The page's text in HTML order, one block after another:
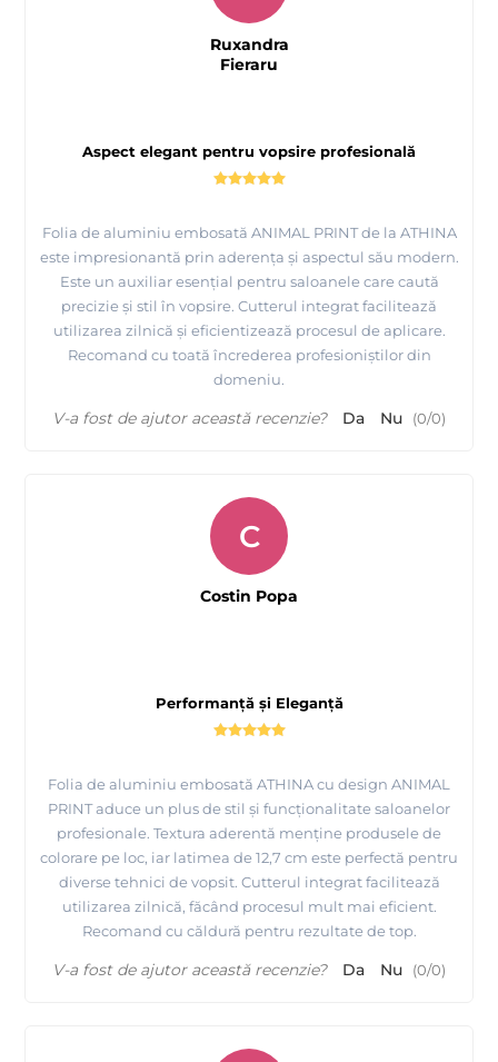
Aspect elegant pentru vopsire profesională
Folia de aluminiu embosată ANIMAL PRINT de la ATHINA
este impresionantă prin aderența și aspectul său modern.
Este un auxiliar esențial pentru saloanele care caută
precizie și stil în vopsire. Cutterul integrat facilitează
utilizarea zilnică și eficientizează procesul de aplicare.
Recomand cu toată încrederea profesioniștilor din
domeniu.
Ruxandra
Fieraru
V-a fost de ajutor această recenzie? Da Nu (0/0)
Performanță și Eleganță
Folia de aluminiu embosată ATHINA cu design ANIMAL
PRINT aduce un plus de stil și funcționalitate saloanelor
profesionale. Textura aderentă menține produsele de
colorare pe loc, iar latimea de 12,7 cm este perfectă pentru
diverse tehnici de vopsit. Cutterul integrat facilitează
utilizarea zilnică, făcând procesul mult mai eficient.
Recomand cu căldură pentru rezultate de top.
C
Costin Popa
V-a fost de ajutor această recenzie? Da Nu (0/0)